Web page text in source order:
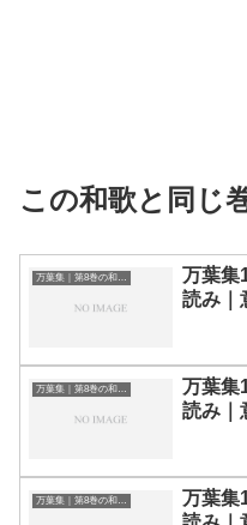
この和歌と同じ
万葉集
読み｜
万葉集｜第8巻の和歌一覧
万葉集
読み｜
万葉集｜第8巻の和歌一覧
万葉集